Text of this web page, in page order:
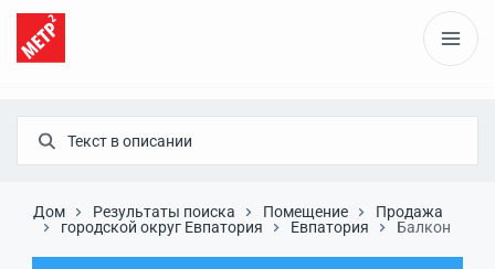
Дом Результаты поиска Помещение
Продажа
городской округ Евпатория
Евпатория Балкон